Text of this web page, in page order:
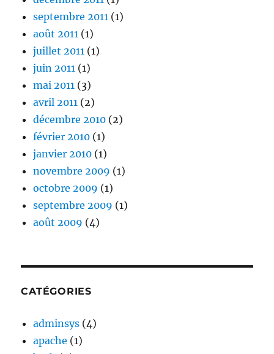
septembre 2011 (1)
août 2011 (1)
juillet 2011 (1)
juin 2011 (1)
mai 2011 (3)
avril 2011 (2)
décembre 2010 (2)
février 2010 (1)
janvier 2010 (1)
novembre 2009 (1)
octobre 2009 (1)
septembre 2009 (1)
août 2009 (4)
CATÉGORIES
adminsys (4)
apache (1)